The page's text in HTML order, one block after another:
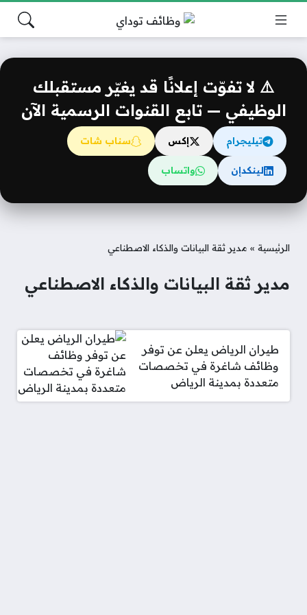
⚠️ لا تفوّت إعلانًا قد يغيّر مستقبلك
الوظيفي — تابع القنوات الرسمية الآن
تيليجرام إكس سناب شات
لينكدإن واتساب
الرئيسية » مدير ثقة البيانات والذكاء الاصطناعي
مدير ثقة البيانات والذكاء الاصطناعي
طيران الرياض يعلن عن توفر
وظائف شاغرة في تخصصات
متعددة بمدينة الرياض